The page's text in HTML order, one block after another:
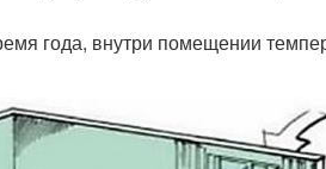
года, внутри помещении